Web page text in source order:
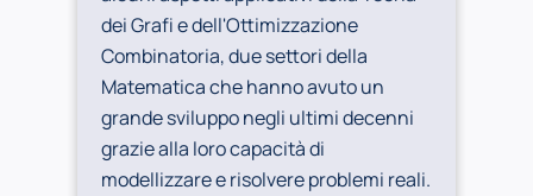
dei Grafi e dell'Ottimizzazione
Combinatoria, due settori della
Matematica che hanno avuto un
grande sviluppo negli ultimi decenni
grazie alla loro capacità di
modellizzare e risolvere problemi reali.